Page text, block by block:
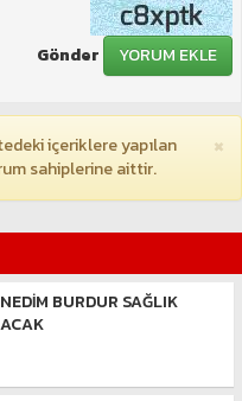
Gönder YORUM EKLE
×
içeriklere yapılan
sahiplerine aittir.
BURDUR SAĞLIK